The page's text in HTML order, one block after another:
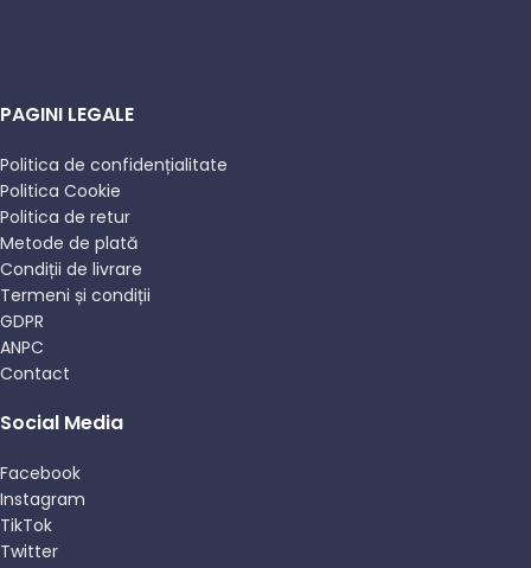
PAGINI LEGALE
Politica de confidențialitate
Politica Cookie
Politica de retur
Metode de plată
Condiții de livrare
Termeni și condiții
GDPR
ANPC
Contact
Social Media
Facebook
Instagram
TikTok
Twitter